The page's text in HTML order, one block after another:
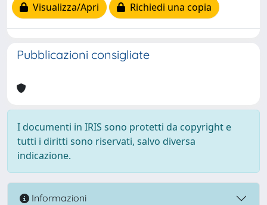
Visualizza/Apri
Richiedi una copia
Pubblicazioni consigliate
I documenti in IRIS sono protetti da copyright e
tutti i diritti sono riservati, salvo diversa
indicazione.
Informazioni